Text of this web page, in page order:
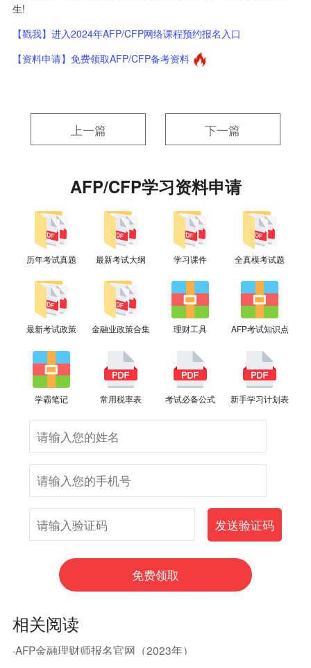
生!
【戳我】进入2024年AFP/CFP网络课程预约报名入口
【资料申请】免费领取AFP/CFP备考资料
上一篇 下一篇
AFP/CFP学习资料申请
历年考试真题 最新考试大纲 学习课件 全真模考试题
最新考试政策 金融业政策合集 理财工具 AFP考试知识点
学霸笔记 常用税率表 考试必备公式 新手学习计划表
相关阅读
·AFP金融理财师报名官网（2023年）